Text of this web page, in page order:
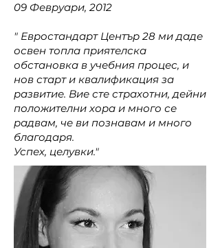
09 Февруари, 2012
" Евростандарт Център28 ми даде
освен топла приятелска
обстановка в учебния процес, и
нов старт и квалификация за
развитие. Вие сте страхотни, дейни
положителни хора и много се
радвам, че ви познавам и много
благодаря.
Успех, целувки."